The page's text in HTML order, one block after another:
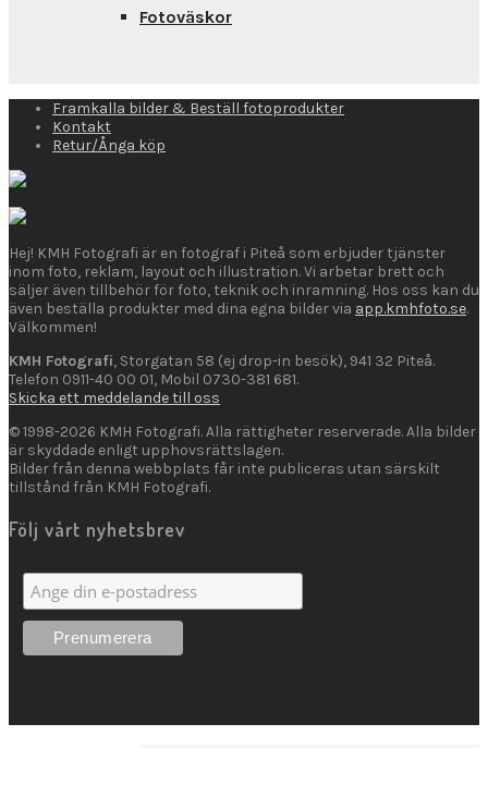
Fotoväskor
Kameror
Kikare
Lagringsmedia
Framkalla bilder & Beställ fotoprodukter
Kontakt
Retur/Ånga köp
Hej! KMH Fotografi är en fotograf i Piteå som erbjuder tjänster
inom foto, reklam, layout och illustration. Vi arbetar brett och
säljer även tillbehör för foto, teknik och inramning. Hos oss kan du
även beställa produkter med dina egna bilder via app.kmhfoto.se.
Välkommen!
KMH Fotografi, Storgatan 58 (ej drop-in besök), 941 32 Piteå.
Telefon 0911-40 00 01, Mobil 0730-381 681.
Skicka ett meddelande till oss
© 1998-2026 KMH Fotografi. Alla rättigheter reserverade. Alla bilder
är skyddade enligt upphovsrättslagen.
Bilder från denna webbplats får inte publiceras utan särskilt
tillstånd från KMH Fotografi.
Följ vårt nyhetsbrev